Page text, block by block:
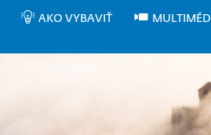
AKO VYBAVIŤ